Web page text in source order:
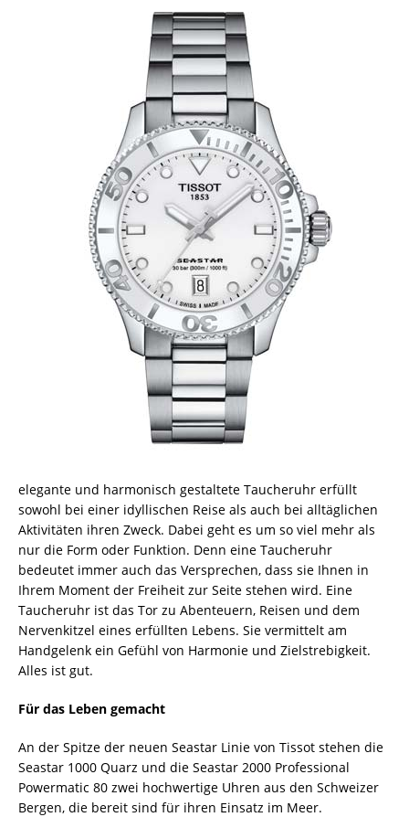
elegante und harmonisch gestaltete Taucheruhr erfüllt
sowohl bei einer idyllischen Reise als auch bei alltäglichen
Aktivitäten ihren Zweck. Dabei geht es um so viel mehr als
nur die Form oder Funktion. Denn eine Taucheruhr
bedeutet immer auch das Versprechen, dass sie Ihnen in
Ihrem Moment der Freiheit zur Seite stehen wird. Eine
Taucheruhr ist das Tor zu Abenteuern, Reisen und dem
Nervenkitzel eines erfüllten Lebens. Sie vermittelt am
Handgelenk ein Gefühl von Harmonie und Zielstrebigkeit.
Alles ist gut.
Für das Leben gemacht
An der Spitze der neuen Seastar Linie von Tissot stehen die
Seastar 1000 Quarz und die Seastar 2000 Professional
Powermatic 80 zwei hochwertige Uhren aus den Schweizer
Bergen, die bereit sind für ihren Einsatz im Meer.